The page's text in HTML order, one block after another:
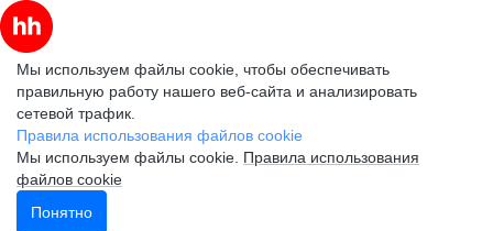
Мы используем файлы cookie, чтобы обеспечивать
правильную работу нашего веб-сайта и анализировать
сетевой трафик.
Правила использования файлов cookie
Мы используем файлы cookie. Правила использования
файлов cookie
Понятно